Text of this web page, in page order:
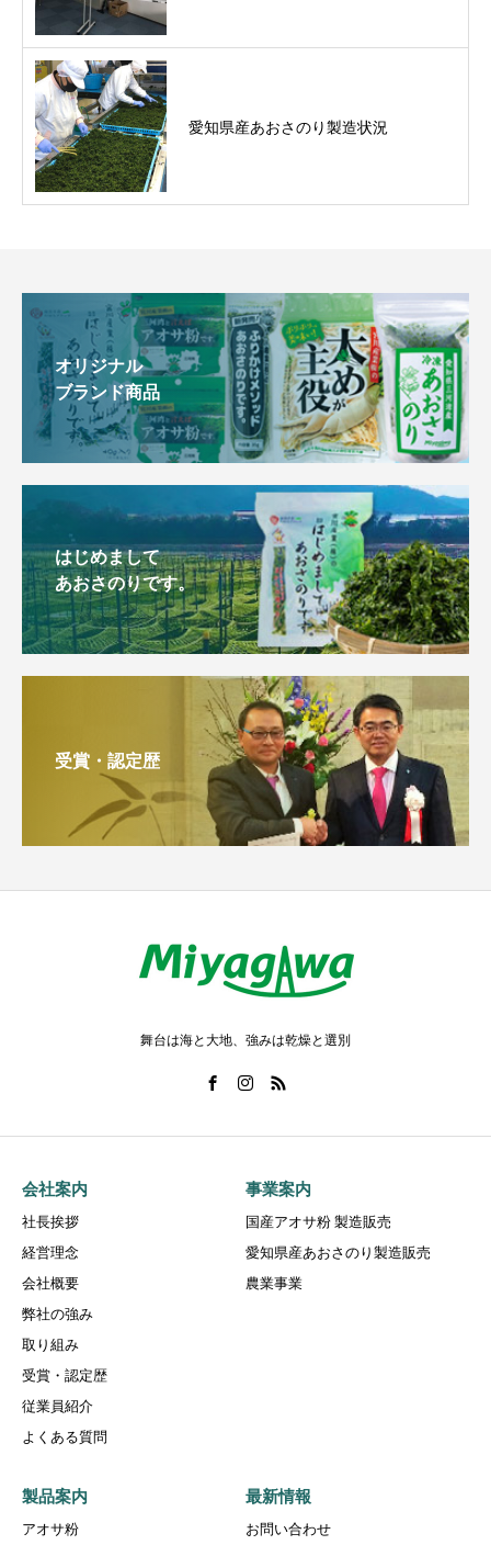
愛知県産あおさのり製造状況
オリジナル
ブランド商品
はじめまして
あおさのりです。
受賞・認定歴
舞台は海と大地、強みは乾燥と選別
会社案内
社長挨拶
経営理念
会社概要
弊社の強み
取り組み
受賞・認定歴
従業員紹介
よくある質問
事業案内
国産アオサ粉 製造販売
愛知県産あおさのり製造販売
農業事業
製品案内
アオサ粉
最新情報
お問い合わせ